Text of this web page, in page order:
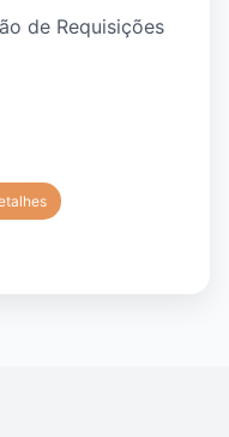
de Requisições